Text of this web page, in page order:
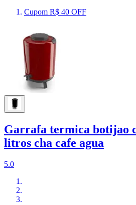
Cupom R$ 40 OFF
Garrafa termica botijao
litros cha cafe agua
5.0